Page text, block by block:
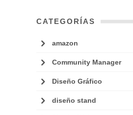
CATEGORÍAS
amazon
Community Manager
Diseño Gráfico
diseño stand